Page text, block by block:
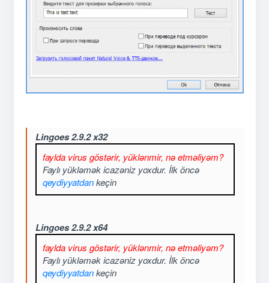
Lingoes 2.9.2 x32
faylda virus göstərir, yüklənmir, nə etməliyəm?
Faylı yükləmək icazəniz yoxdur. İlk öncə
qeydiyyatdankeçin
Lingoes 2.9.2 x64
faylda virus göstərir, yüklənmir, nə etməliyəm?
Faylı yükləmək icazəniz yoxdur. İlk öncə
qeydiyyatdankeçin